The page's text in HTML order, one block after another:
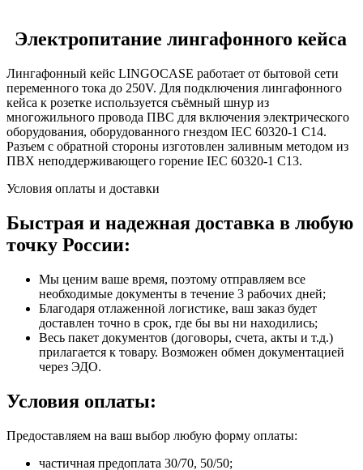
Электропитание лингафонного кейса
Лингафонный кейс LINGOCASE работает от бытовой сети
переменного тока до 250V. Для подключения лингафонного
кейса к розетке используется съёмный шнур из
многожильного провода ПВС для включения электрического
оборудования, оборудованного гнездом IEC 60320-1 C14.
Разъем с обратной стороны изготовлен заливным методом из
ПВХ неподдерживающего горение IEC 60320-1 C13.
Условия оплаты и доставки
Быстрая и надежная доставка в любую
точку России:
Мы ценим ваше время, поэтому отправляем все
необходимые документы в течение 3 рабочих дней;
Благодаря отлаженной логистике, ваш заказ будет
доставлен точно в срок, где бы вы ни находились;
Весь пакет документов (договоры, счета, акты и т.д.)
прилагается к товару. Возможен обмен документацией
через ЭДО.
Условия оплаты:
Предоставляем на ваш выбор любую форму оплаты:
частичная предоплата 30/70, 50/50;